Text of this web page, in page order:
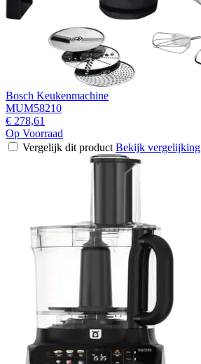
Bosch Keukenmachine
MUM58210
€ 278,61
Op Voorraad
Vergelijk dit product Bekijk vergelijking